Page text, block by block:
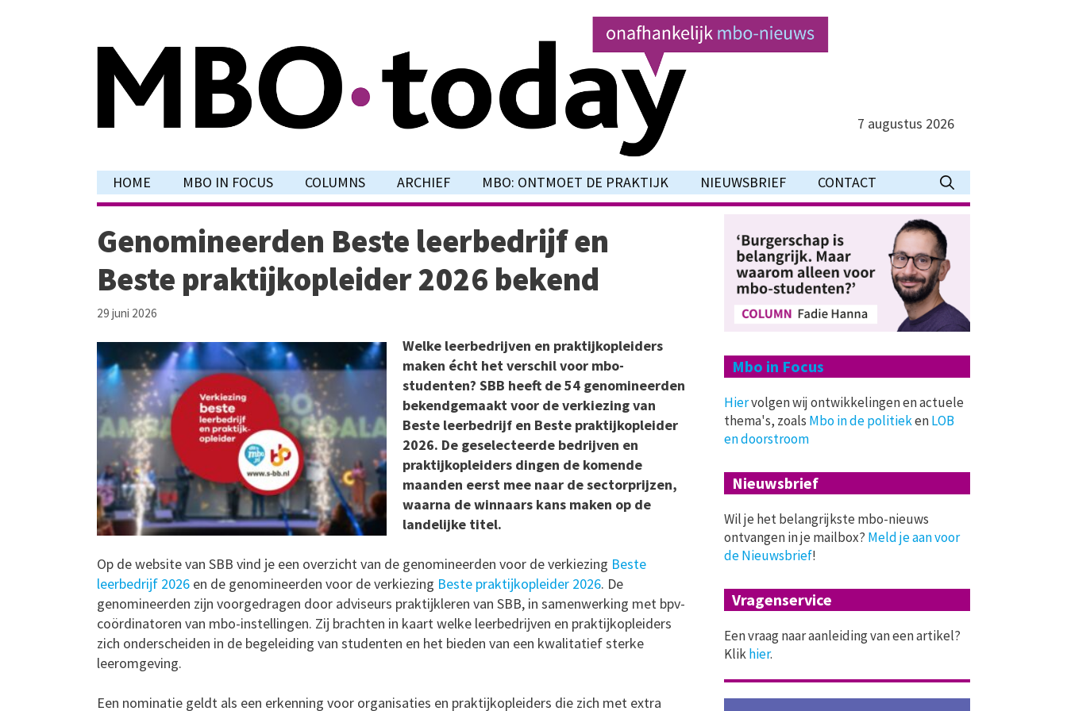
7 augustus 2026
HOME MBO IN FOCUS COLUMNS ARCHIEF MBO: ONTMOET DE PRAKTIJK NIEUWSBRIEF CONTACT
Genomineerden Beste leerbedrijf en
Beste praktijkopleider 2026 bekend
29 juni 2026
Welke leerbedrijven en praktijkopleiders
maken écht het verschil voor mbo-
studenten? SBB heeft de 54 genomineerden
bekendgemaakt voor de verkiezing van
Beste leerbedrijf en Beste praktijkopleider
2026. De geselecteerde bedrijven en
praktijkopleiders dingen de komende
maanden eerst mee naar de sectorprijzen,
waarna de winnaars kans maken op de
landelijke titel.
Op de website van SBB vind je een overzicht van de genomineerden voor de verkiezing Beste
leerbedrijf 2026 en de genomineerden voor de verkiezing Beste praktijkopleider 2026. De
genomineerden zijn voorgedragen door adviseurs praktijkleren van SBB, in samenwerking met bpv-
coördinatoren van mbo-instellingen. Zij brachten in kaart welke leerbedrijven en praktijkopleiders
zich onderscheiden in de begeleiding van studenten en het bieden van een kwalitatief sterke
leeromgeving.
Een nominatie geldt als een erkenning voor organisaties en praktijkopleiders die zich met extra
Mbo in Focus
Hiervolgen wij ontwikkelingen en actuele
thema's, zoals Mbo in de politiekenLOB
en doorstroom
Nieuwsbrief
Wil je het belangrijkste mbo-nieuws
ontvangen in je mailbox? Meld je aan voor
de Nieuwsbrief!
Vragenservice
Een vraag naar aanleiding van een artikel?
Klikhier.